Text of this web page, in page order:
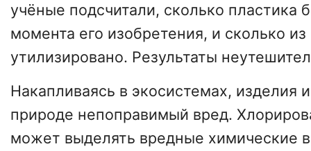
учёные подсчитали, сколько пластика
момента его изобретения, и сколько
утилизировано. Результаты
Накапливаясь в экосистемах, изделия
природе непоправимый вред.
может выделять вредные химические